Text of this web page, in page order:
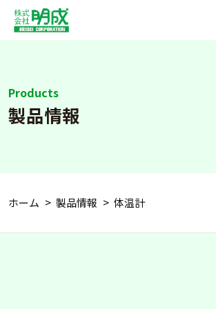
Products
製品情報
ホーム 製品情報 体温計